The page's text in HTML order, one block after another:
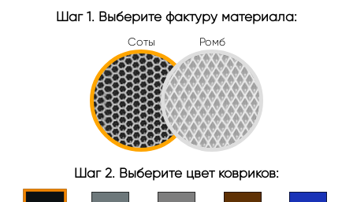
Шаг 1. Выберите фактуру материала:
Соты Ромб
Шаг 2. Выберите цвет ковриков: